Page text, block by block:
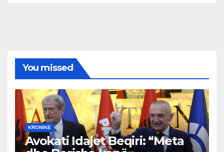
You missed
KRONIKE
Avokati Idajet Beqiri: “Meta